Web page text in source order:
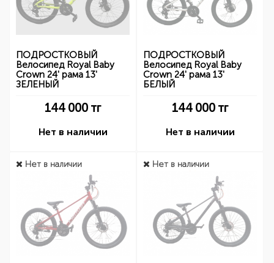
ПОДРОСТКОВЫЙ
Велосипед Royal Baby
Crown 24' рама 13'
ЗЕЛЕНЫЙ
144 000 тг
Нет в наличии
ПОДРОСТКОВЫЙ
Велосипед Royal Baby
Crown 24' рама 13'
БЕЛЫЙ
144 000 тг
Нет в наличии
Нет в наличии Нет в наличии